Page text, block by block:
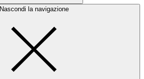
Nascondi la navigazione